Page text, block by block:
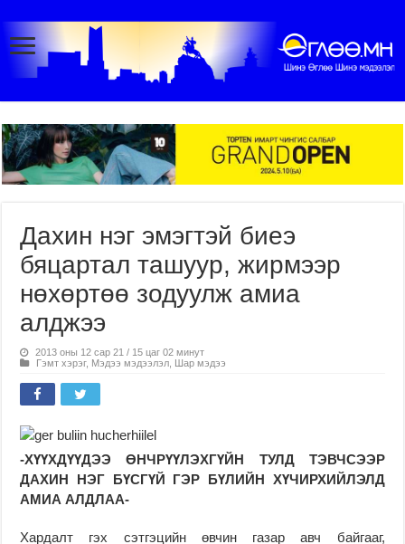
Дахин нэг эмэгтэй биеэ
бяцартал ташуур, жирмээр
нөхөртөө зодуулж амиа
алджээ
2013 оны 12 сар 21 / 15 цаг 02 минут
Гэмт хэрэг, Мэдээ мэдээлэл Шар мэдээ
-ХҮҮХДҮҮДЭЭ ӨНЧРҮҮЛЭХГҮЙН ТУЛД ТЭВЧСЭЭР
ДАХИН НЭГ БҮСГҮЙ ГЭР БҮЛИЙН ХҮЧИРХИЙЛЭЛД
АМИА АЛДЛАА-
Хардалт гэх сэтгэцийн өвчин газар авч байгааг,